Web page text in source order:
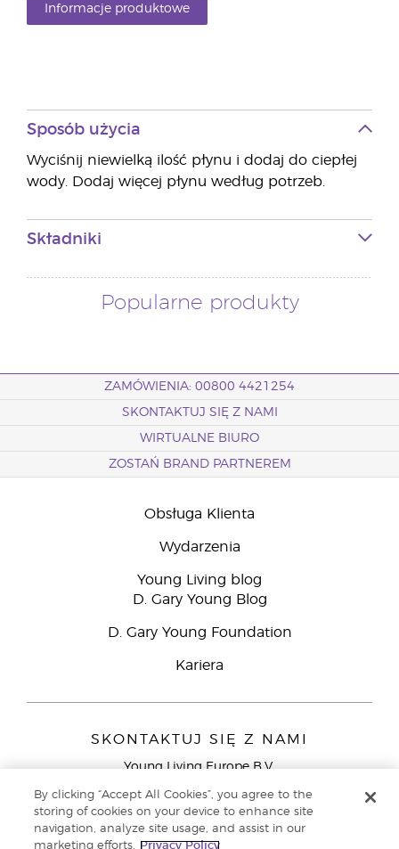
Informacje produktowe
Sposób użycia
Wyciśnij niewielką ilość płynu i dodaj do ciepłej
wody. Dodaj więcej płynu według potrzeb.
Składniki
Popularne produkty
ZAMÓWIENIA: 00800 4421254
SKONTAKTUJ SIĘ Z NAMI
WIRTUALNE BIURO
ZOSTAŃ BRAND PARTNEREM
Obsługa Klienta
Wydarzenia
Young Living blog
D. Gary Young Blog
D. Gary Young Foundation
Kariera
SKONTAKTUJ SIĘ Z NAMI
Young Living Europe B.V.
9727 AJ Groningen
By clicking “Accept All Cookies”, you agree to the
storing of cookies on your device to enhance site
navigation, analyze site usage, and assist in our
marketing efforts.
Privacy Policy